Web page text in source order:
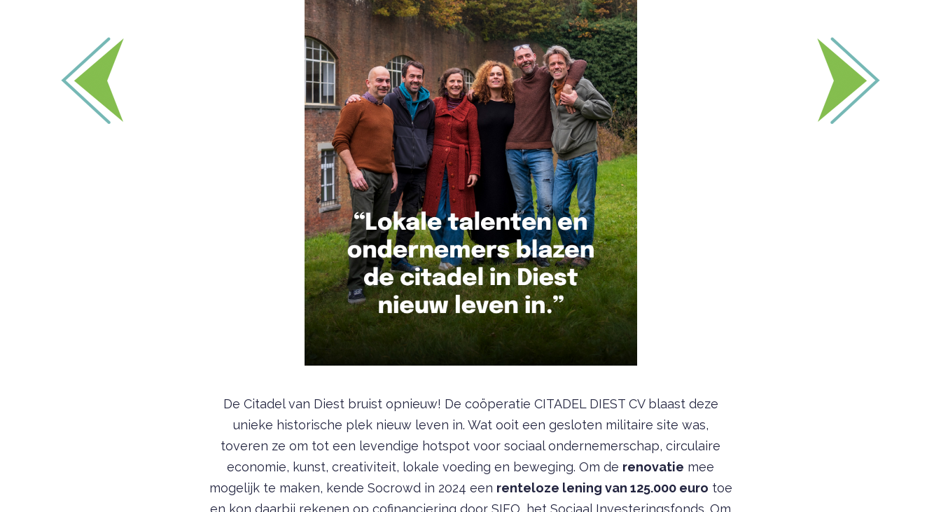
De Citadel van Diest bruist opnieuw! De coöperatie CITADEL DIEST CV blaast deze
unieke historische plek nieuw leven in. Wat ooit een gesloten militaire site was,
toveren ze om tot een levendige hotspot voor sociaal ondernemerschap, circulaire
economie, kunst, creativiteit, lokale voeding en beweging. Om de renovatie mee
mogelijk te maken, kende Socrowd in 2024 een renteloze lening van 125.000 euro toe